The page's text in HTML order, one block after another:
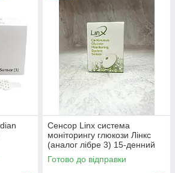
Сенсор Linx система
моніторингу глюкози Лінкс
(аналог лібре 3) 15-денний
моніторинг
Готово до відправки